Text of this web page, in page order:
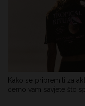
Kako se pripremiti za
ćemo vam savjete što